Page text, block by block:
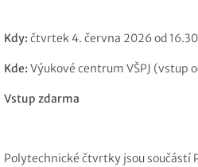
Kdy: čtvrtek 4. června 2026 od
Kde: Výukové centrum VŠPJ (vstup
Vstup zdarma
Polytechnické čtvrtky jsou součástí